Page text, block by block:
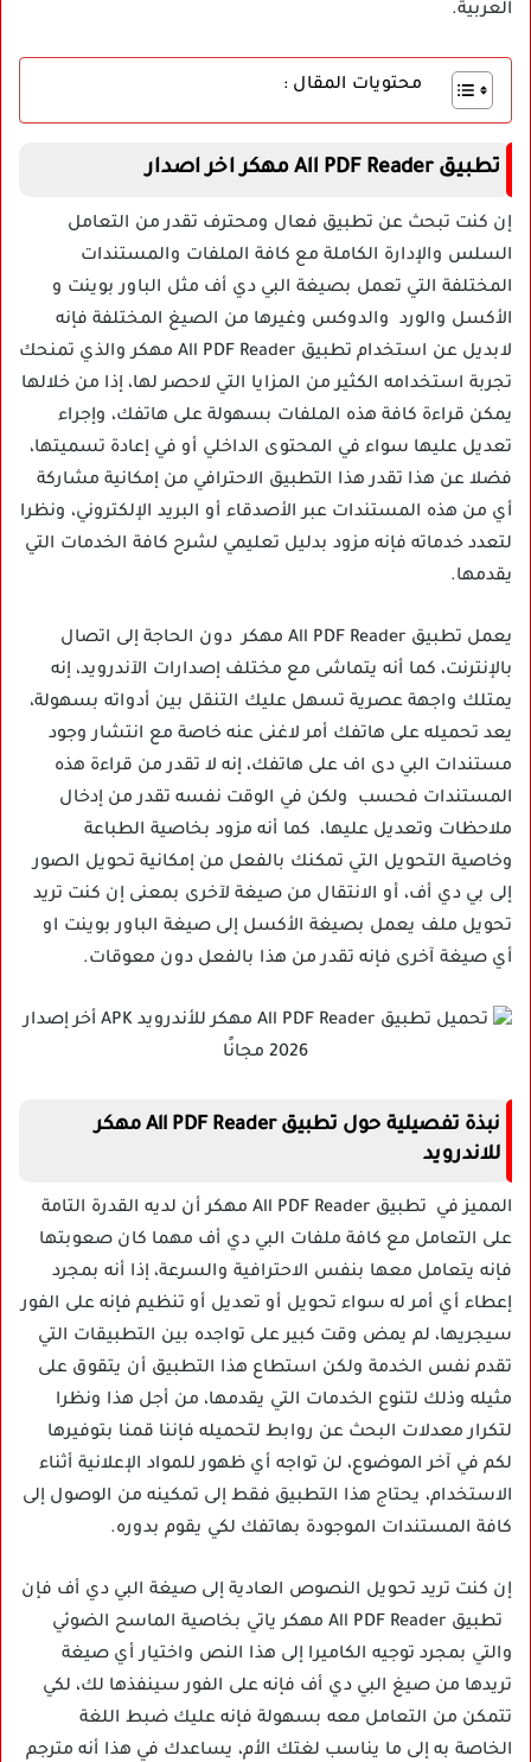
العربية.
محتويات المقال :
تطبيق All PDF Reader مهكر اخر اصدار
إن كنت تبحث عن تطبيق فعال ومحترف تقدر من التعامل
السلس والإدارة الكاملة مع كافة الملفات والمستندات
المختلفة التي تعمل بصيغة البي دي أف مثل الباور بوينت و
الأكسل والورد والدوكس وغيرها من الصيغ المختلفة فإنه
لابديل عن استخدام تطبيق All PDF Reader مهكر والذي تمنحك
تجربة استخدامه الكثير من المزايا التي لاحصر لها، إذا من خلالها
يمكن قراءة كافة هذه الملفات بسهولة على هاتفك، وإجراء
تعديل عليها سواء في المحتوى الداخلي أو في إعادة تسميتها،
فضلا عن هذا تقدر هذا التطبيق الاحترافي من إمكانية مشاركة
أي من هذه المستندات عبر الأصدقاء أو البريد الإلكتروني، ونظرا
لتعدد خدماته فإنه مزود بدليل تعليمي لشرح كافة الخدمات التي
يقدمها.
يعمل تطبيق All PDF Reader مهكر دون الحاجة إلى اتصال
بالإنترنت، كما أنه يتماشى مع مختلف إصدارات الآندرويد، إنه
يمتلك واجهة عصرية تسهل عليك التنقل بين أدواته بسهولة،
يعد تحميله على هاتفك أمر لاغنى عنه خاصة مع انتشار وجود
مستندات البي دى اف على هاتفك، إنه لا تقدر من قراءة هذه
المستندات فحسب ولكن في الوقت نفسه تقدر من إدخال
ملاحظات وتعديل عليها، كما أنه مزود بخاصية الطباعة
وخاصية التحويل التي تمكنك بالفعل من إمكانية تحويل الصور
إلى بي دي أف، أو الانتقال من صيغة لآخرى بمعنى إن كنت تريد
تحويل ملف يعمل بصيغة الأكسل إلى صيغة الباور بوينت او
أي صيغة آخرى فإنه تقدر من هذا بالفعل دون معوقات.
نبذة تفصيلية حول تطبيق All PDF Reader مهكر
للاندرويد
المميز في تطبيق All PDF Reader مهكر أن لديه القدرة التامة
على التعامل مع كافة ملفات البي دي أف مهما كان صعوبتها
فإنه يتعامل معها بنفس الاحترافية والسرعة، إذا أنه بمجرد
إعطاء أي أمر له سواء تحويل أو تعديل أو تنظيم فإنه على الفور
سيجريها، لم يمض وقت كبير على تواجده بين التطبيقات التي
تقدم نفس الخدمة ولكن استطاع هذا التطبيق أن يتقوق على
مثيله وذلك لتنوع الخدمات التي يقدمها، من أجل هذا ونظرا
لتكرار معدلات البحث عن روابط لتحميله فإننا قمنا بتوفيرها
لكم في آخر الموضوع، لن تواجه أي ظهور للمواد الإعلانية أثناء
الاستخدام، يحتاج هذا التطبيق فقط إلى تمكينه من الوصول إلى
كافة المستندات الموجودة بهاتفك لكي يقوم بدوره.
إن كنت تريد تحويل النصوص العادية إلى صيغة البي دي أف فإن
تطبيق All PDF Reader مهكر ياتي بخاصية الماسح الضوئي
والتي بمجرد توجيه الكاميرا إلى هذا النص واختيار أي صيغة
تريدها من صيغ البي دي أف فإنه على الفور سينفذها لك، لكي
تتمكن من التعامل معه بسهولة فإنه عليك ضبط اللغة
الخاصة به إلى ما يناسب لغتك الأم، يساعدك في هذا أنه مترجم